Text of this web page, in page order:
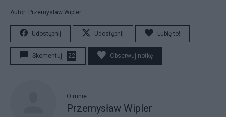
Autor: Przemysław Wipler
Udostępnij Udostępnij Lubię to!
Skomentuj 22 Obserwuj notkę
O mnie
Przemysław Wipler